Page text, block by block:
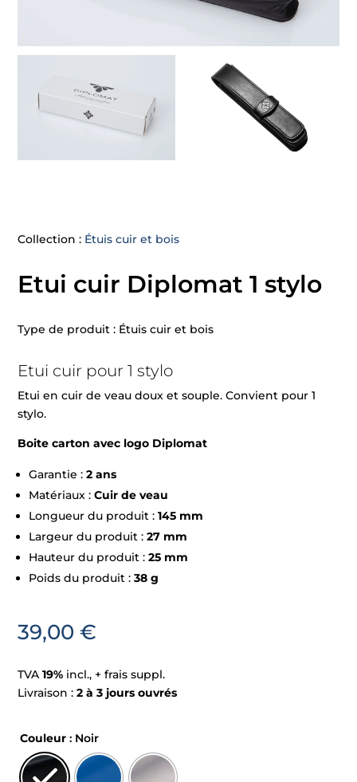
Collection : Étuis cuir et bois
Etui cuir Diplomat 1 stylo
Type de produit : Étuis cuir et bois
Etui cuir pour 1 stylo
Etui en cuir de veau doux et souple. Convient pour 1
stylo.
Boite carton avec logo Diplomat
Garantie :2 ans
Matériaux :Cuir de veau
Longueur du produit :145 mm
Largeur du produit :27 mm
Hauteur du produit :25 mm
Poids du produit :38 g
39,00€
TVA19% incl., + frais suppl.
Livraison :2 à 3 jours ouvrés
Couleur : Noir